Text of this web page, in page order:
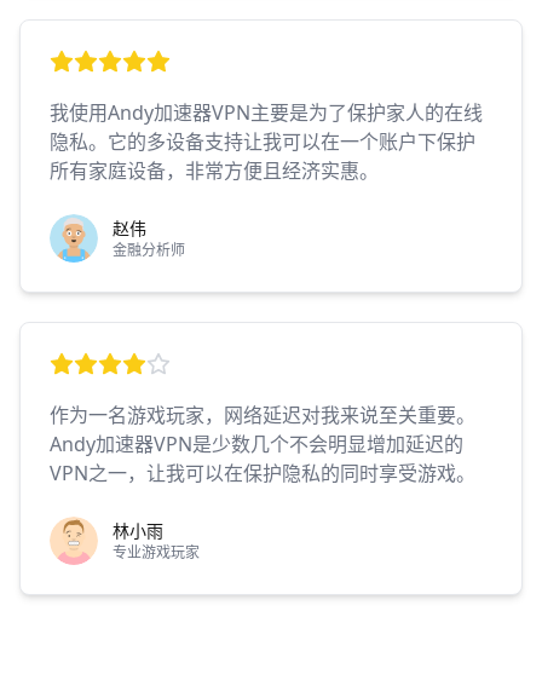
我使用Andy加速器VPN主要是为了保护家人的在线
隐私。它的多设备支持让我可以在一个账户下保护
所有家庭设备，非常方便且经济实惠。
赵伟
金融分析师
作为一名游戏玩家，网络延迟对我来说至关重要。
Andy加速器VPN是少数几个不会明显增加延迟的
VPN之一，让我可以在保护隐私的同时享受游戏。
林小雨
专业游戏玩家